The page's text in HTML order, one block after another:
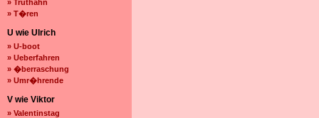
» Truthahn
» T�ren
U wie Ulrich
» U-boot
» Ueberfahren
» �berraschung
» Umr�hrende
V wie Viktor
» Valentinstag